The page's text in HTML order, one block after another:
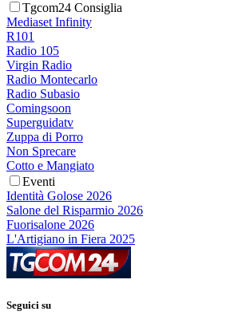
Tgcom24 Consiglia
Mediaset Infinity
R101
Radio 105
Virgin Radio
Radio Montecarlo
Radio Subasio
Comingsoon
Superguidatv
Zuppa di Porro
Non Sprecare
Cotto e Mangiato
Eventi
Identità Golose 2026
Salone del Risparmio 2026
Fuorisalone 2026
L'Artigiano in Fiera 2025
Seguici su